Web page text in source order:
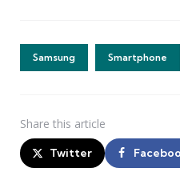
Samsung Smartphone
Share this article
Twitter